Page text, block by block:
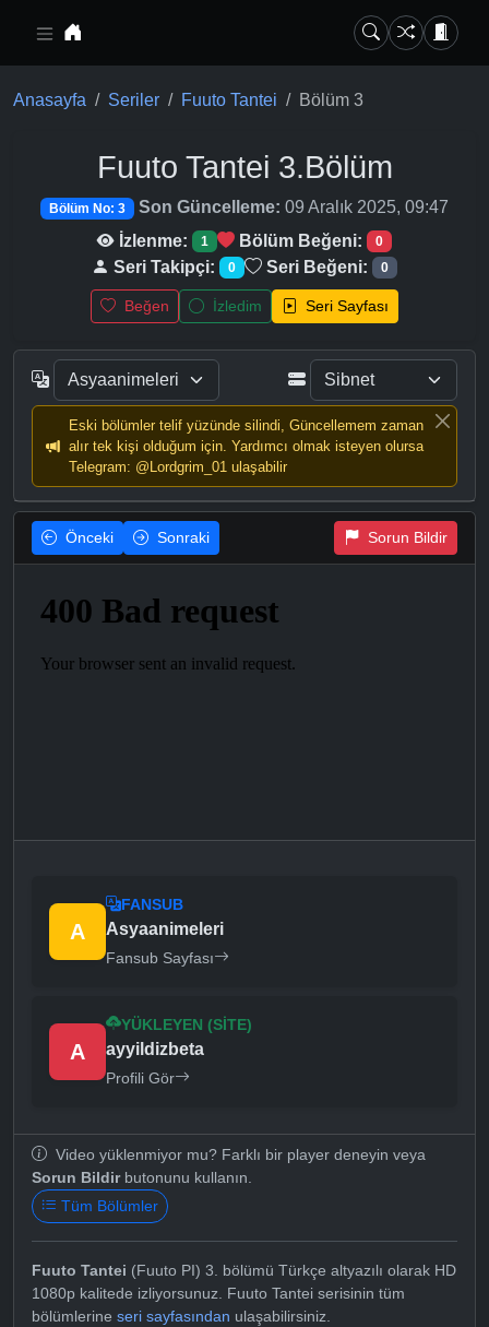
Anasayfa Seriler Fuuto Tantei Bölüm 3
Fuuto Tantei 3.Bölüm
Bölüm No: 3 Son Güncelleme: 09 Aralık 2025, 09:47
İzlenme:
1 Bölüm Beğeni: 0
Seri Takipçi: 0 Seri Beğeni: 0
Beğen İzledim Seri Sayfası
Eski bölümler telif yüzünde silindi, Güncellemem zaman
alır tek kişi olduğum için. Yardımcı olmak isteyen olursa
Telegram: @Lordgrim_01 ulaşabilir
Önceki Sonraki Sorun Bildir
A
FANSUB
Asyaanimeleri
Fansub Sayfası
A
YÜKLEYEN (SITE)
ayyildizbeta
Profili Gör
Video yüklenmiyor mu? Farklı bir player deneyin veya
Sorun Bildirbutonunu kullanın.
Tüm Bölümler
Fuuto Tantei (Fuuto PI) 3. bölümü Türkçe altyazılı olarak HD
1080p kalitede izliyorsunuz. Fuuto Tantei serisinin tüm
bölümlerine seri sayfasından ulaşabilirsiniz.